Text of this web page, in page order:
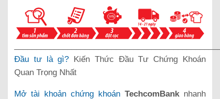
Đầu tư là gì? Kiến Thức Đầu Tư Chứng Khoán
Quan Trọng Nhất
Mở tài khoản chứng khoán TechcomBank nhanh